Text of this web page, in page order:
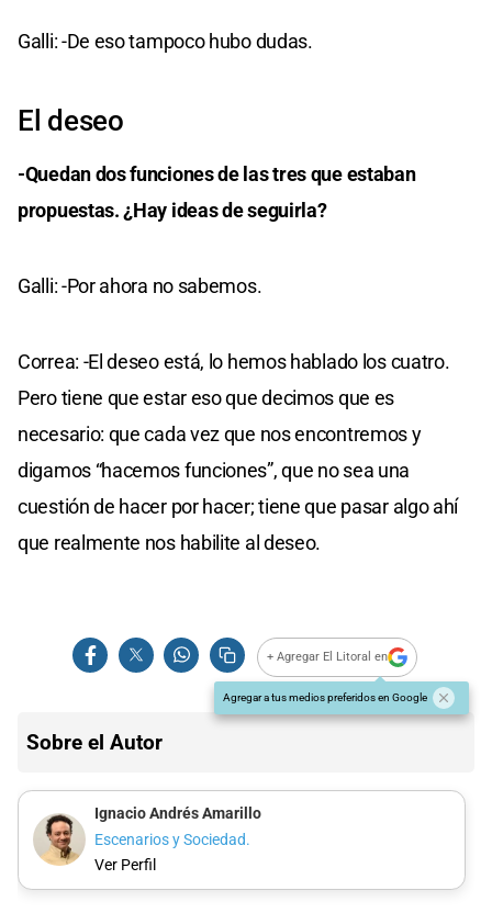
Galli: -De eso tampoco hubo dudas.
El deseo
-Quedan dos funciones de las tres que estaban
propuestas. ¿Hay ideas de seguirla?
Galli: -Por ahora no sabemos.
Correa: -El deseo está, lo hemos hablado los cuatro.
Pero tiene que estar eso que decimos que es
necesario: que cada vez que nos encontremos y
digamos “hacemos funciones”, que no sea una
cuestión de hacer por hacer; tiene que pasar algo ahí
que realmente nos habilite al deseo.
+ Agregar El Litoral en
Agregar a tus medios preferidos en Google
Sobre el Autor
Ignacio Andrés Amarillo
Escenarios y Sociedad.
Ver Perfil